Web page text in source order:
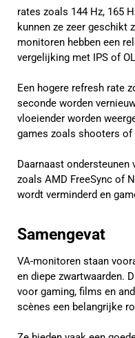
rates zoals 144 Hz, 165
kunnen ze zeer geschikt
monitoren hebben een
vergelijking met IPS of
Een hogere refresh rate
seconde worden
vloeiender worden
games zoals shooters of
Daarnaast
zoals AMD FreeSync of
wordt verminderd en
Samengevat
VA-monitoren staan
en diepe zwartwaarden.
voor gaming, films en
scènes een belangrijke